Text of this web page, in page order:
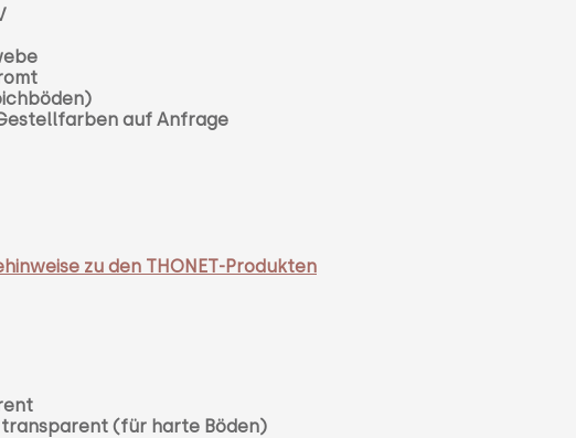
auf Anfrage
zu den THONET-Produkten
(für harte Böden)